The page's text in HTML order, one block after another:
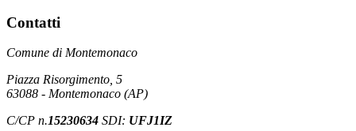
Contatti
Comune di Montemonaco
Piazza Risorgimento, 5
63088 - Montemonaco (AP)
C/CP n.15230634 SDI: UFJ1IZ